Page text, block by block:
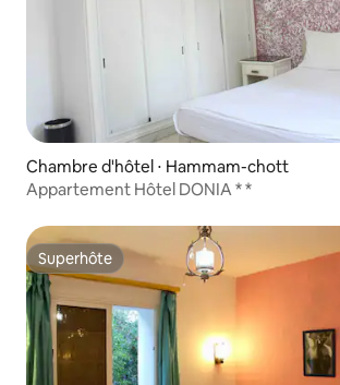
Chambre d'hôtel ⋅ Hammam-chott
Appartement Hôtel DONIA * *
Superhôte
Superhôte